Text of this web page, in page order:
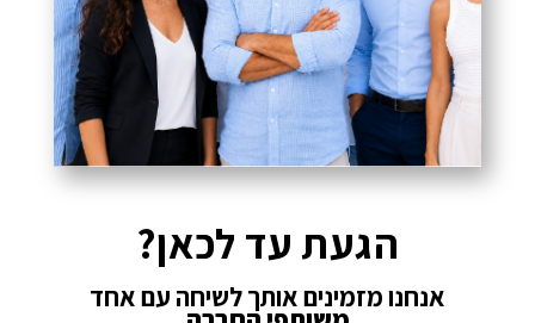
הגעת עד לכאן?
אנחנו מזמינים אותך לשיחה עם אחד